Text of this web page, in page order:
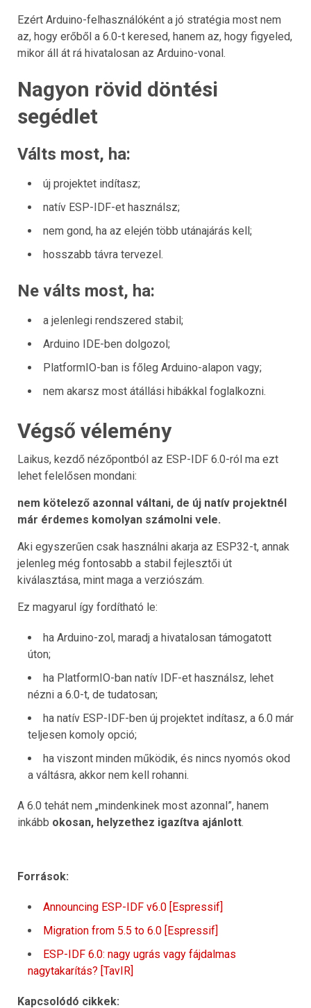
Ezért Arduino-felhasználóként a jó stratégia most nem
az, hogy erőből a 6.0-t keresed, hanem az, hogy figyeled,
mikor áll át rá hivatalosan az Arduino-vonal.
Nagyon rövid döntési
segédlet
Válts most, ha:
új projektet indítasz;
natív ESP-IDF-et használsz;
nem gond, ha az elején több utánajárás kell;
hosszabb távra tervezel.
Ne válts most, ha:
a jelenlegi rendszered stabil;
Arduino IDE-ben dolgozol;
PlatformIO-ban is főleg Arduino-alapon vagy;
nem akarsz most átállási hibákkal foglalkozni.
Végső vélemény
Laikus, kezdő nézőpontból az ESP-IDF 6.0-ról ma ezt
lehet felelősen mondani:
nem kötelező azonnal váltani, de új natív projektnél
már érdemes komolyan számolni vele.
Aki egyszerűen csak használni akarja az ESP32-t, annak
jelenleg még fontosabb a stabil fejlesztői út
kiválasztása, mint maga a verziószám.
Ez magyarul így fordítható le:
ha Arduino-zol, maradj a hivatalosan támogatott
úton;
ha PlatformIO-ban natív IDF-et használsz, lehet
nézni a 6.0-t, de tudatosan;
ha natív ESP-IDF-ben új projektet indítasz, a 6.0 már
teljesen komoly opció;
ha viszont minden működik, és nincs nyomós okod
a váltásra, akkor nem kell rohanni.
A 6.0 tehát nem „mindenkinek most azonnal”, hanem
inkább okosan, helyzethez igazítva ajánlott.
Források:
Announcing ESP-IDF v6.0 [Espressif]
Migration from 5.5 to 6.0 [Espressif]
ESP-IDF 6.0: nagy ugrás vagy fájdalmas
nagytakarítás? [TavIR]
Kapcsolódó cikkek: